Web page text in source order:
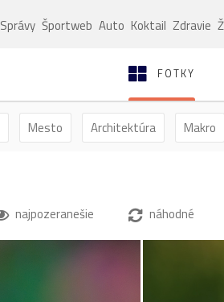
Správy Športweb Auto Koktail Zdravie
FOTKY
Mesto Architektúra Makro
najpozeranešie náhodné